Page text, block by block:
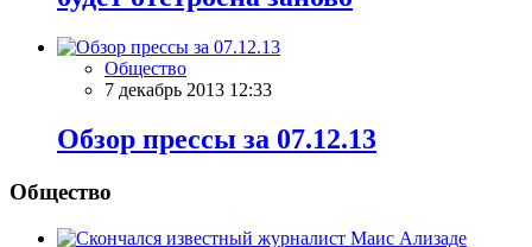
Общество
7 декабрь 2013 12:33
Обзор прессы за 07.12.13
Общество